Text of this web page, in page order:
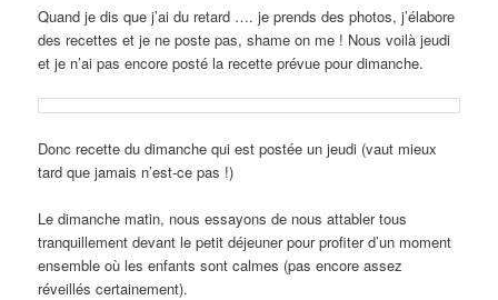
Quand je dis que j’ai du retard …. je prends des photos, j’élabore
des recettes et je ne poste pas, shame on me ! Nous voilà jeudi
et je n’ai pas encore posté la recette prévue pour dimanche.
Donc recette du dimanche qui est postée un jeudi (vaut mieux
tard que jamais n’est-ce pas !)
Le dimanche matin, nous essayons de nous attabler tous
tranquillement devant le petit déjeuner pour profiter d’un moment
ensemble où les enfants sont calmes (pas encore assez
réveillés certainement).